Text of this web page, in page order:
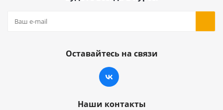
Оставайтесь на связи
Наши контакты